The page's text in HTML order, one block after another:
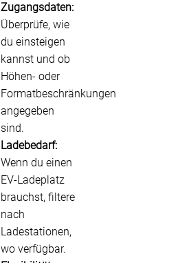
Zugangsdaten:
Überprüfe, wie
du einsteigen
kannst und ob
Höhen- oder
Formatbeschränkungen
angegeben
sind.
Ladebedarf:
Wenn du einen
EV-Ladeplatz
brauchst, filtere
nach
Ladestationen,
wo verfügbar.